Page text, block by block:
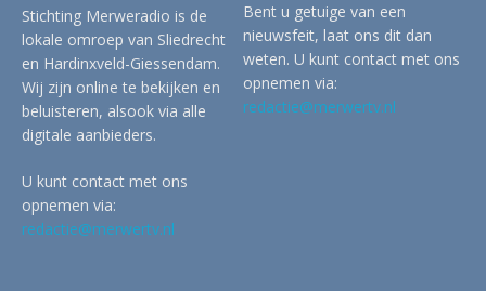
Stichting Merweradio is de
lokale omroep van Sliedrecht
en Hardinxveld-Giessendam.
Wij zijn online te bekijken en
beluisteren, alsook via alle
digitale aanbieders.
U kunt contact met ons
opnemen via:
redactie@merwertv.nl
Bent u getuige van een
nieuwsfeit, laat ons dit dan
weten. U kunt contact met ons
opnemen via:
redactie@merwertv.nl